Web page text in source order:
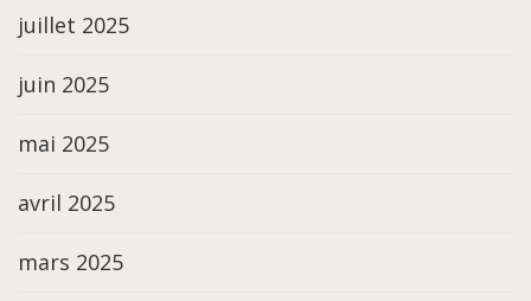
juillet 2025
juin 2025
mai 2025
avril 2025
mars 2025